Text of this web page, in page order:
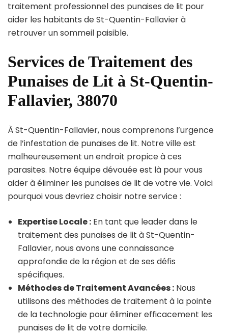
traitement professionnel des punaises de lit pour
aider les habitants de St-Quentin-Fallavier à
retrouver un sommeil paisible.
Services de Traitement des
Punaises de Lit à St-Quentin-
Fallavier, 38070
À St-Quentin-Fallavier, nous comprenons l’urgence
de l’infestation de punaises de lit. Notre ville est
malheureusement un endroit propice à ces
parasites. Notre équipe dévouée est là pour vous
aider à éliminer les punaises de lit de votre vie. Voici
pourquoi vous devriez choisir notre service :
Expertise Locale : En tant que leader dans le
traitement des punaises de lit à St-Quentin-
Fallavier, nous avons une connaissance
approfondie de la région et de ses défis
spécifiques.
Méthodes de Traitement Avancées : Nous
utilisons des méthodes de traitement à la pointe
de la technologie pour éliminer efficacement les
punaises de lit de votre domicile.